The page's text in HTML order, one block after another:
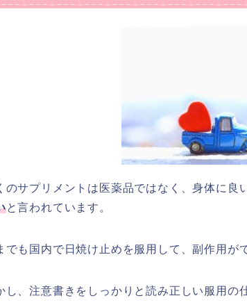
のサプリメントは医薬品ではなく、身体に良
と言われています。
でも国内で日焼け止めを服用して、副作用が
し、注意書きをしっかりと読み正しい服用の